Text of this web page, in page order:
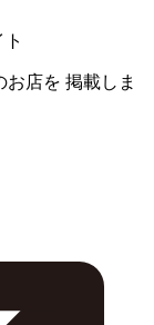
お店を 掲載しま